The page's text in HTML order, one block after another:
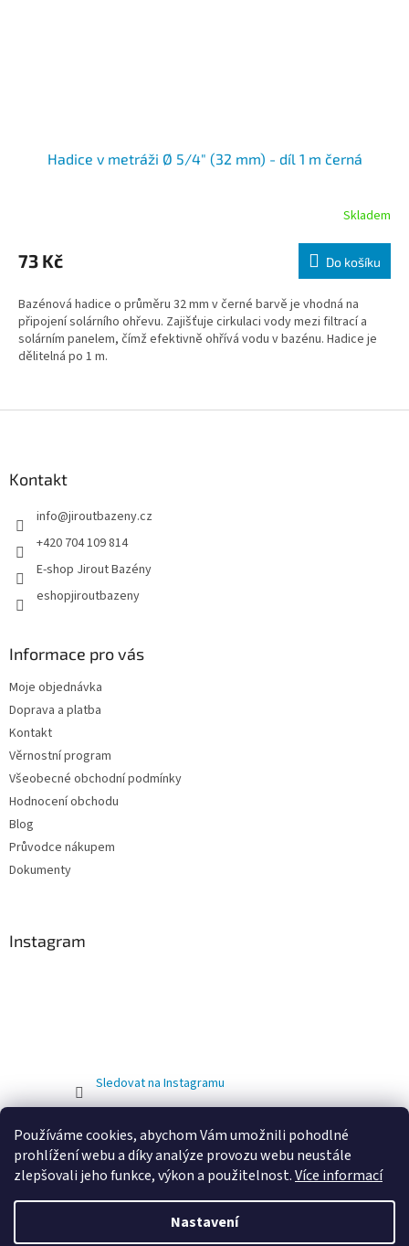
Používáme cookies, abychom Vám umožnili pohodlné
prohlížení webu a díky analýze provozu webu neustále
zlepšovali jeho funkce, výkon a použitelnost.Více informací
Nastavení
Hadice v metráži Ø 5/4" (32 mm) - díl 1 m černá
Skladem
73 Kč Do košíku
Bazénová hadice o průměru 32 mm v černé barvě je vhodná na
připojení solárního ohřevu. Zajišťuje cirkulaci vody mezi filtrací a
solárním panelem, čímž efektivně ohřívá vodu v bazénu. Hadice je
dělitelná po 1 m.
Kontakt
info@jiroutbazeny.cz
+420 704 109 814
E-shop Jirout Bazény
eshopjiroutbazeny
Informace pro vás
Moje objednávka
Doprava a platba
Kontakt
Věrnostní program
Všeobecné obchodní podmínky
Hodnocení obchodu
Blog
Průvodce nákupem
Dokumenty
Instagram
Sledovat na Instagramu
Vytvořil Shoptet